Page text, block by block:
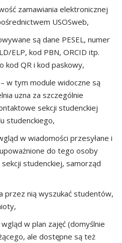
zamawiania elektronicznej
USOSweb,
są dane PESEL, numer
ELP, kod PBN, ORCID itp.
kod QR i kod paskowy,
w tym module widoczne są
uzna za szczególnie
sekcji studenckiej
studenckiego,
w wiadomości przesyłane i
do tego osoby
studenckiej, samorząd
przez nią wyszukać studentów,
w plan zajęć (domyślnie
ale dostępne są też